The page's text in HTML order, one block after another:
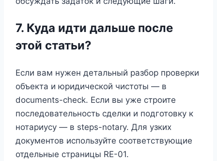
7. Куда идти дальше после
этой статьи?
Если вам нужен детальный разбор проверки
объекта и юридической чистоты — в
documents-check. Если вы уже строите
последовательность сделки и подготовку к
нотариусу — в steps-notary. Для узких
документов используйте соответствующие
отдельные страницы RE-01.